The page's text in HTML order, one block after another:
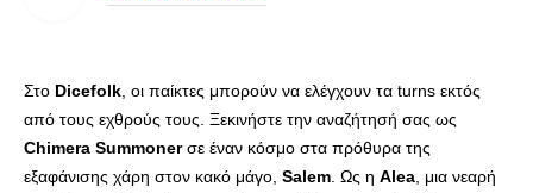
Στο Dicefolk , οι παίκτες μπορούν να ελέγχουν τα turns εκτός
από τους εχθρούς τους. Ξεκινήστε την αναζήτησή σας ως
Chimera Summonerσε έναν κόσμο στα πρόθυρα της
εξαφάνισης χάρη στον κακό μάγο, Salem . Ως η Alea , μια νεαρή